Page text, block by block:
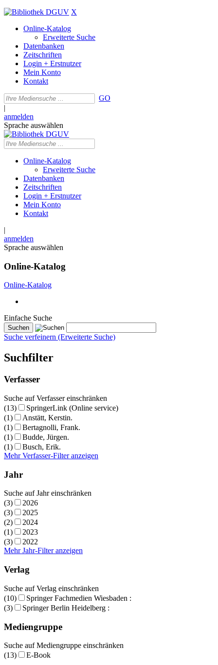
X
Online-Katalog
Erweiterte Suche
Datenbanken
Zeitschriften
Login + Erstnutzer
Mein Konto
Kontakt
GO
|
anmelden
Sprache auswählen
Online-Katalog
Erweiterte Suche
Datenbanken
Zeitschriften
Login + Erstnutzer
Mein Konto
Kontakt
|
anmelden
Sprache auswählen
Online-Katalog
Online-Katalog
Einfache Suche
Suche verfeinern (Erweiterte Suche)
Suchfilter
Verfasser
Suche auf Verfasser einschränken
(13)
SpringerLink (Online service)
(1)
Anstätt, Kerstin.
(1)
Bertagnolli, Frank.
(1)
Budde, Jürgen.
(1)
Busch, Erik.
Mehr Verfasser-Filter anzeigen
Jahr
Suche auf Jahr einschränken
(3)
2026
(3)
2025
(2)
2024
(1)
2023
(3)
2022
Mehr Jahr-Filter anzeigen
Verlag
Suche auf Verlag einschränken
(10)
Springer Fachmedien Wiesbaden :
(3)
Springer Berlin Heidelberg :
Mediengruppe
Suche auf Mediengruppe einschränken
(13)
E-Book